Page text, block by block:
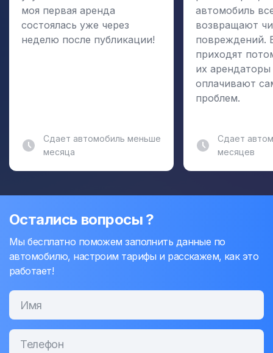
моя первая аренда
состоялась уже через
неделю после публикации!
Сдает автомобиль меньше
месяца
автомобиль
возвращают
повреждений.
приходят
их арендаторы
оплачивают
проблем.
Сдает
месяцев
Остались вопросы ?
Мы бесплатно поможем заполнить данные по
автомобилю, настроим тарифы и расскажем, как это
работает!